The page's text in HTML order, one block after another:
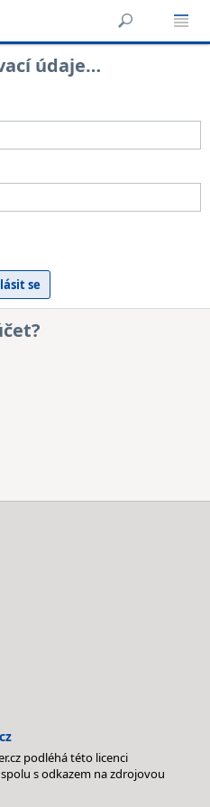
údaje…
podléhá této licenci
s odkazem na zdrojovou